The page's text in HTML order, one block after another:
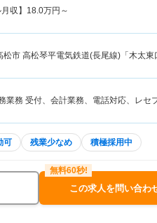
収】 18.0万円～
松市 高松琴平電気鉄道(長尾線)「木太東
業務 受付、会計業務、電話対応、レセ
可 残業少なめ 積極採用中
この求人を問い合わ